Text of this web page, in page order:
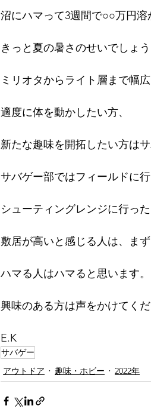
沼にハマって3週間で○○万円
きっと夏の暑さのせいでしょう
ミリオタからライト層まで幅
適度に体を動かしたい方、
新たな趣味を開拓したい方は
サバゲー部ではフィールドに
シューティングレンジに行っ
敷居が高いと感じる人は、ま
ハマる人はハマると思います。
興味のある方は声をかけてくだ
E.K
サバゲー
アウトドア
趣味・ホビー 2022年